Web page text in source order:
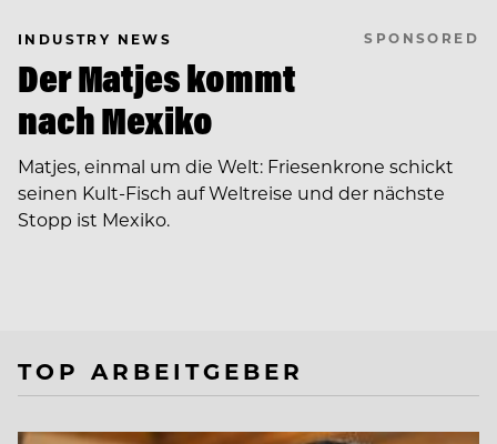
INDUSTRY NEWS SPONSORED
Der Matjes kommt
nach Mexiko
Matjes, einmal um die Welt: Friesenkrone schickt
seinen Kult-Fisch auf Weltreise und der nächste
Stopp ist Mexiko.
TOP ARBEITGEBER